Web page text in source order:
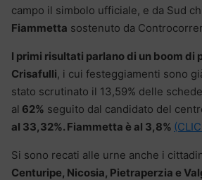
campo il simbolo ufficiale, e da Sud
Fiammetta sostenuto da
I primi risultati parlano di un boom di
Crisafulli, i cui festeggiamenti sono
stato scrutinato il 13,59% delle
al 62% seguito dal candidato del
al 33,32%. Fiammetta è al 3,8%
Si sono recati alle urne anche i
Centuripe, Nicosia, Pietraperzia e